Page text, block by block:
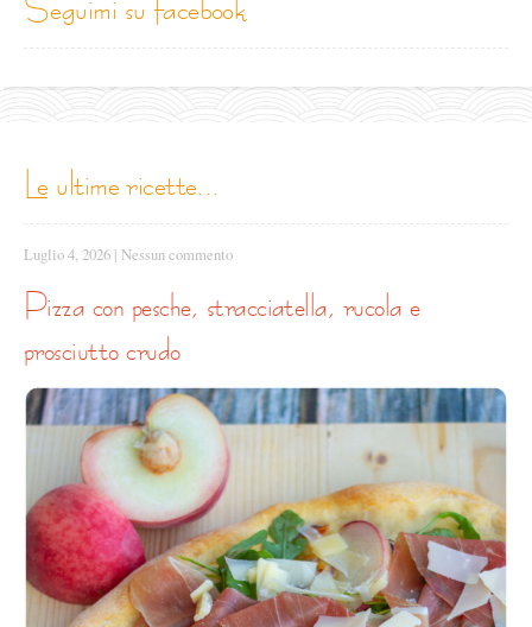
le ultime ricette...
Luglio 4, 2026 | Nessun commento
pizza con pesche, stracciatella, rucola e
prosciutto crudo